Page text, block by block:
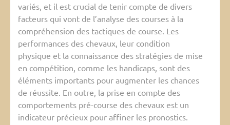
variés, et il est crucial de tenir compte de divers
facteurs qui vont de l’analyse des courses à la
compréhension des tactiques de course. Les
performances des chevaux, leur condition
physique et la connaissance des stratégies de mise
en compétition, comme les handicaps, sont des
éléments importants pour augmenter les chances
de réussite. En outre, la prise en compte des
comportements pré-course des chevaux est un
indicateur précieux pour affiner les pronostics.